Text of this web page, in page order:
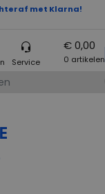
met Klarna!
Service
€ 0,00
0 artikelen